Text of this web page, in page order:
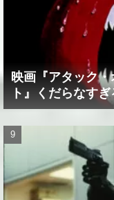
映画『アタック
ト』くだらなす
の数々！？